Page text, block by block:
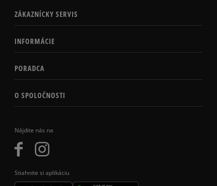
Nájdite nás na
Stiahnite si aplikáciu
ZÁKAZNÍCKY SERVIS
INFORMÁCIE
PORADCA
O SPOLOČNOSTI